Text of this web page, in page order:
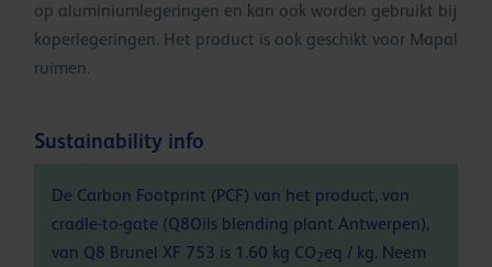
op aluminiumlegeringen en kan ook worden gebruikt bij
koperlegeringen. Het product is ook geschikt voor Mapal
ruimen.
Sustainability info
De Carbon Footprint (PCF) van het product, van
cradle-to-gate (Q8Oils blending plant Antwerpen),
van Q8 Brunel XF 753 is 1.60 kg CO2eq / kg. Neem